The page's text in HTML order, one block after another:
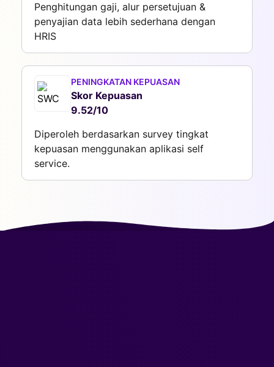
Penghitungan gaji, alur persetujuan &
penyajian data lebih sederhana dengan
HRIS
PENINGKATAN KEPUASAN
Skor Kepuasan
9.52/10
Diperoleh berdasarkan survey tingkat
kepuasan menggunakan aplikasi self
service.